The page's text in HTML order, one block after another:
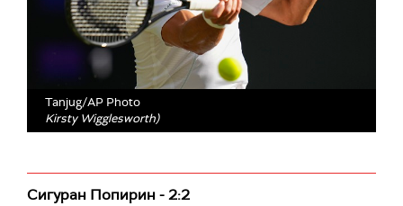
Tanjug/AP Photo
Kirsty Wigglesworth)
Сигуран Попирин - 2:2